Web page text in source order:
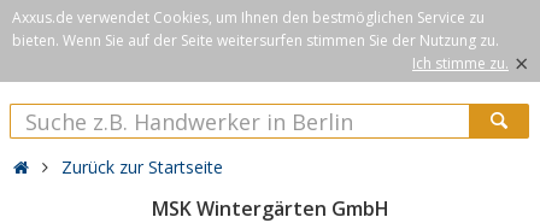
Axxus.de verwendet Cookies, um Ihnen den bestmöglichen Service zu
bieten. Wenn Sie auf der Seite weitersurfen stimmen Sie der Nutzung zu.
Ich stimme zu. ×
Zurück zur Startseite
MSK Wintergärten GmbH